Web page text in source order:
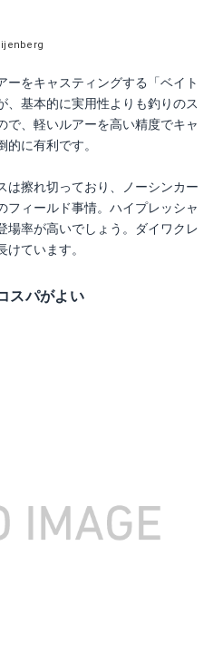
Amazonで詳細を見る
ーをキャスティングする「ベイト
、基本的に実用性よりも釣りのス
で、軽いルアーを高い精度でキャ
に有利です。
は擦れ切っており、ノーシンカー
フィールド事情。ハイプレッシャ
場率が高いでしょう。ダイワクレ
ています。
スパがよい